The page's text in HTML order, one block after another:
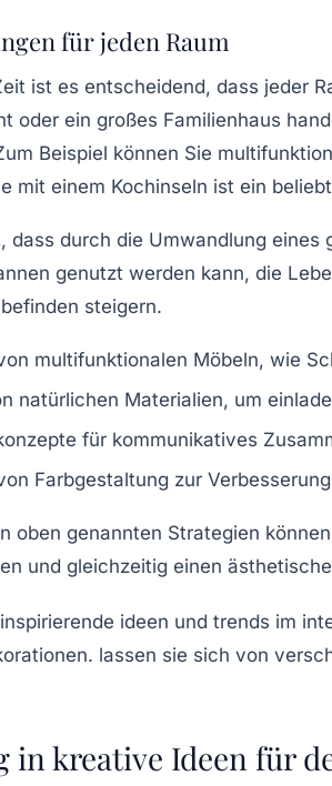
für jeden Raum
ist es entscheidend, dass jeder
oder ein großes Familienhaus
Beispiel können Sie
mit einem Kochinseln ist ein
dass durch die Umwandlung
genutzt werden kann, die
steigern.
multifunktionalen Möbeln, wie
natürlichen Materialien, um
für kommunikatives
Farbgestaltung zur
oben genannten Strategien
und gleichzeitig einen
in kreative Ideen für